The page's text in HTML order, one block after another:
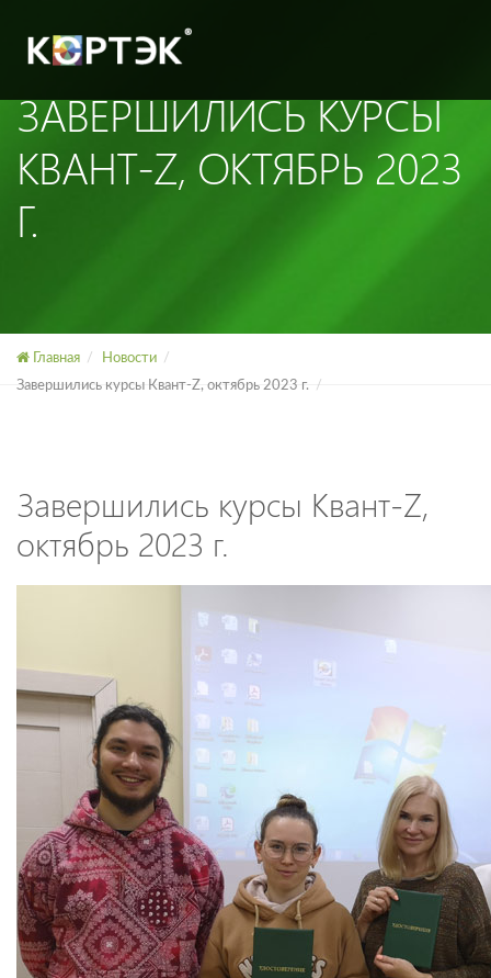
ЗАВЕРШИЛИСЬ КУРСЫ
КВАНТ-Z, ОКТЯБРЬ 2023
Г.
Главная
Новости
Завершились курсы Квант-Z, октябрь 2023 г.
Завершились курсы Квант-Z,
октябрь 2023 г.